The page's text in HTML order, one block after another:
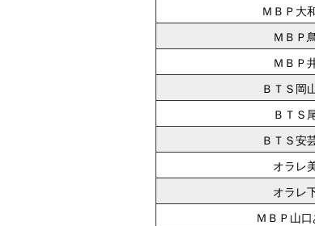
ＭＢＰ大
ＭＢＰ
ＭＢＰ
ＢＴＳ岡
ＢＴＳ
ＢＴＳ安
オラレ
オラレ
ＭＢＰ山